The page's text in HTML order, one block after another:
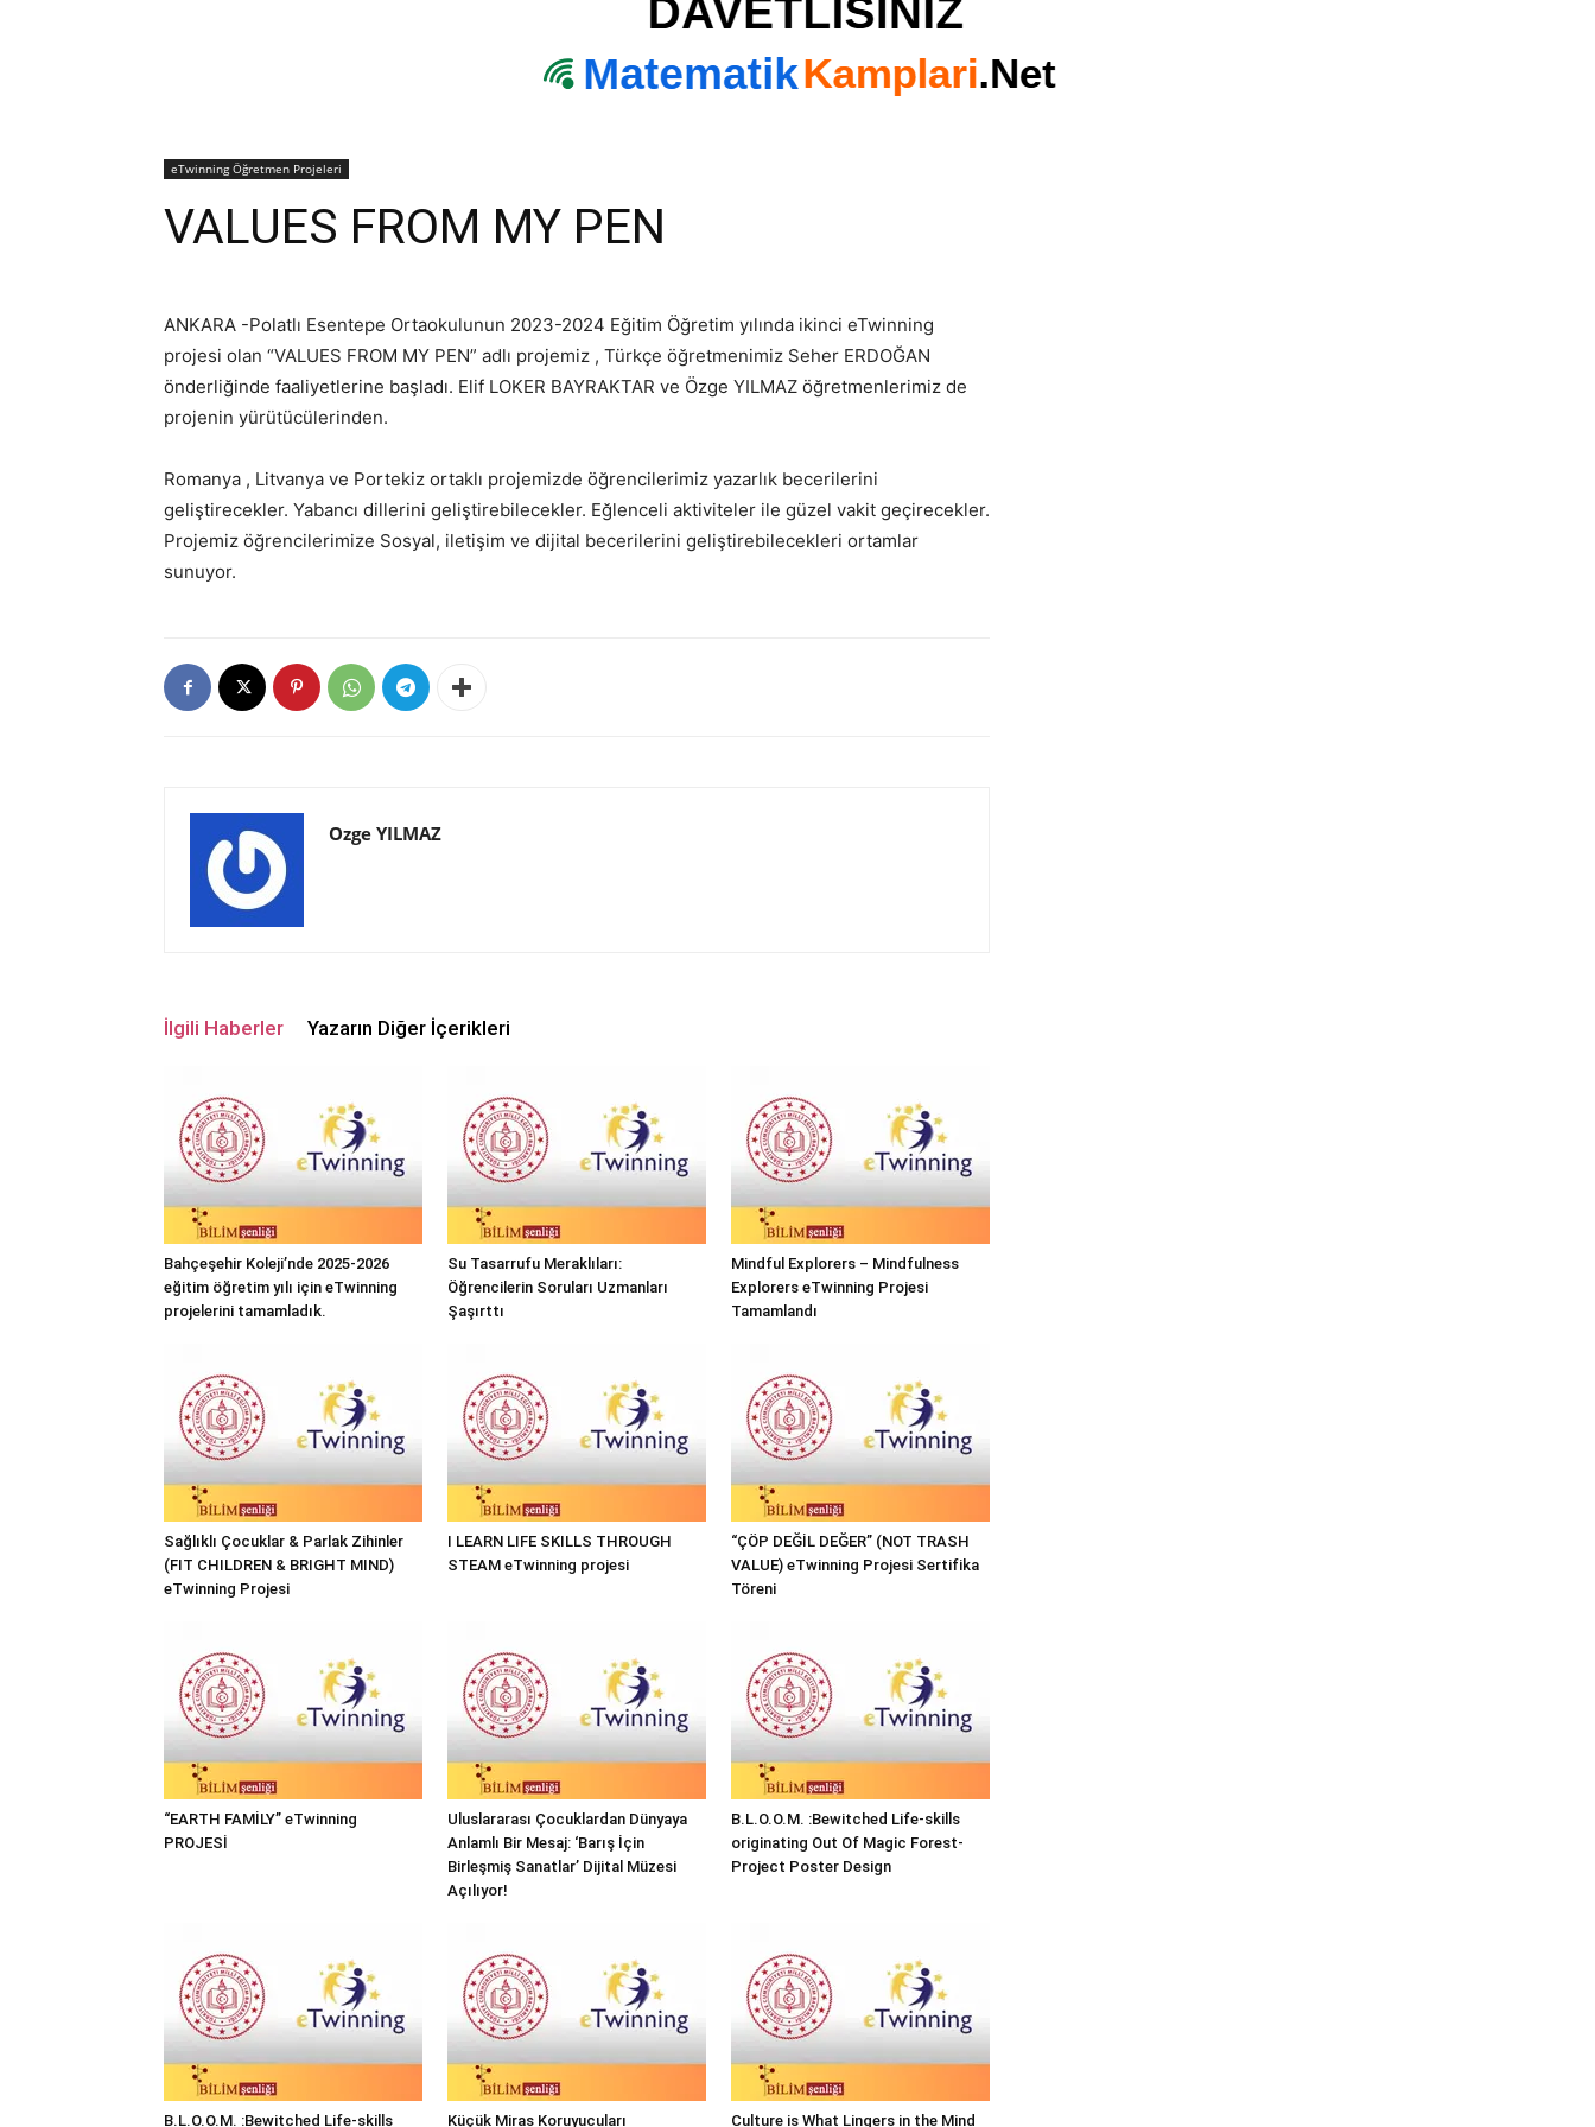
eTwinning Öğretmen Projeleri
VALUES FROM MY PEN
ANKARA -Polatlı Esentepe Ortaokulunun 2023-2024 Eğitim Öğretim yılında ikinci eTwinning
projesi olan “VALUES FROM MY PEN” adlı projemiz , Türkçe öğretmenimiz Seher ERDOĞAN
önderliğinde faaliyetlerine başladı. Elif LOKER BAYRAKTAR ve Özge YILMAZ öğretmenlerimiz de
projenin yürütücülerinden.
Romanya , Litvanya ve Portekiz ortaklı projemizde öğrencilerimiz yazarlık becerilerini
geliştirecekler. Yabancı dillerini geliştirebilecekler. Eğlenceli aktiviteler ile güzel vakit geçirecekler.
Projemiz öğrencilerimize Sosyal, iletişim ve dijital becerilerini geliştirebilecekleri ortamlar
sunuyor.
Ozge YILMAZ
İlgili Haberler Yazarın Diğer İçerikleri
Bahçeşehir Koleji’nde 2025-2026
eğitim öğretim yılı için eTwinning
projelerini tamamladık.
Su Tasarrufu Meraklıları:
Öğrencilerin Soruları Uzmanları
Şaşırttı
Mindful Explorers – Mindfulness
Explorers eTwinning Projesi
Tamamlandı
Sağlıklı Çocuklar & Parlak Zihinler
(FIT CHILDREN & BRIGHT MIND)
eTwinning Projesi
I LEARN LIFE SKILLS THROUGH
STEAM eTwinning projesi
“ÇÖP DEĞİL DEĞER” (NOT TRASH
VALUE) eTwinning Projesi Sertifika
Töreni
“EARTH FAMİLY” eTwinning
PROJESİ
Uluslararası Çocuklardan Dünyaya
Anlamlı Bir Mesaj: ‘Barış İçin
Birleşmiş Sanatlar’ Dijital Müzesi
Açılıyor!
B.L.O.O.M. :Bewitched Life-skills
originating Out Of Magic Forest-
Project Poster Design
B.L.O.O.M. :Bewitched Life-skills Küçük Miras Koruyucuları Culture is What Lingers in the Mind